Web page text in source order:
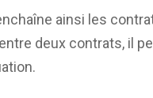
ainsi les
deux contrats, il